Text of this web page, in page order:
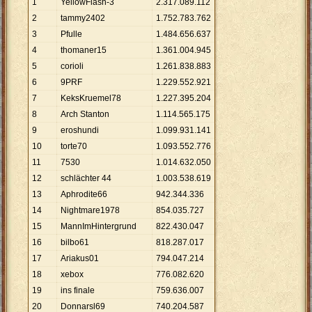
1 YellowFlash-3 2.317.089.112
2
tammy2402 1.752.783.762
3
Pfulle 1.484.656.637
4
thomaner15 1.361.004.945
5
corioli 1.261.838.883
6
9PRF 1.229.552.921
7
KeksKruemel78 1.227.395.204
8
Arch Stanton 1.114.565.175
9
eroshundi 1.099.931.141
10
torte70 1.093.552.776
11
7530 1.014.632.050
12
schlächter 44 1.003.538.619
13
Aphrodite66 942.344.336
14
Nightmare1978 854.035.727
15
MannImHintergrund 822.430.047
16
bilbo61 818.287.017
17
Ariakus01 794.047.214
18
xebox 776.082.620
19
ins finale 759.636.007
20
Donnarsl69 740.204.587